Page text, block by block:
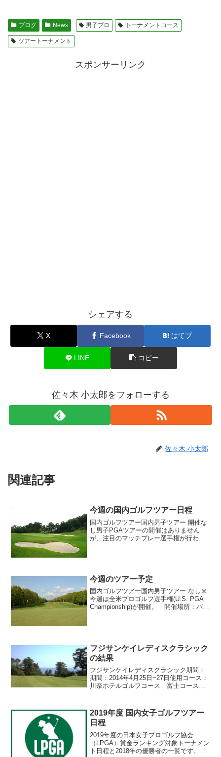
ブログ News 男子プロ トーナメントコース
ツアートーナメント
スポンサーリンク
シェアする
X Facebook はてブ
LINE コピー
佐々木 小太郎をフォローする
佐々木 小太郎
関連記事
今週の国内ゴルフツアー日程
国内ゴルフツアー国内男子ツアー 開催な
し男子PGAツアーの開催はありません
が、注目のマッチプレー選手権が行わ
今週のツアー予定
国内ゴルフツアー国内男子ツアー なし※
今週は全米プロゴルフ選手権(U.S. PGA
Championship)が開催。 開催場所：バル
フジサンケイレディスクラシック
の結果
フジサンケイレディスクラシック期間：
期間：2014年4月25日~27日使用コース：
川奈ホテルゴルフコース 富士コース
勝！最終日、5アンダー首位タイでスター
トし...
2019年度 国内女子ゴルフツアー
日程
2019年度の日本女子プロゴルフ協会
（LPGA）賞金ランキング対象トーナメン
ト日程と2018年の優勝者の一覧です。サ